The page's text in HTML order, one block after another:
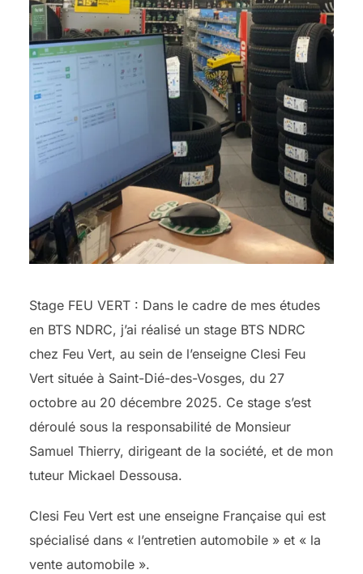
Stage FEU VERT : Dans le cadre de mes études
en BTS NDRC, j’ai réalisé un stage BTS NDRC
chez Feu Vert, au sein de l’enseigne Clesi Feu
Vert située à Saint-Dié-des-Vosges, du 27
octobre au 20 décembre 2025. Ce stage s’est
déroulé sous la responsabilité de Monsieur
Samuel Thierry, dirigeant de la société, et de mon
tuteur Mickael Dessousa.
Clesi Feu Vert est une enseigne Française qui est
spécialisé dans « l’entretien automobile » et « la
vente automobile ».